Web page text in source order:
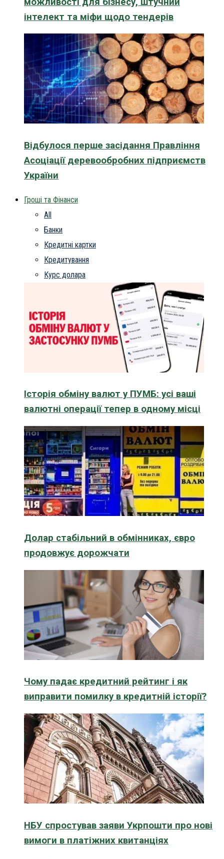
інтелект та міфи щодо тендерів
Відбулося перше засідання Правління
Асоціації деревообробних підприємств
України
Гроші та Фінанси
All
Банки
Кредитні картки
Кредитування
Курс долара
Історія обміну валют у ПУМБ: усі ваші
валютні операції тепер в одному місці
Долар стабільний в обмінниках, євро
продовжує дорожчати
Чому падає кредитний рейтинг і як
виправити помилку в кредитній історії?
НБУ спростував заяви Укрпошти про нові
вимоги в платіжних квитанціях